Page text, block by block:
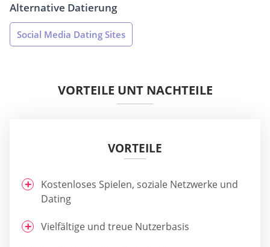
Alternative Datierung
Social Media Dating Sites
VORTEILE UNT NACHTEILE
VORTEILE
Kostenloses Spielen, soziale Netzwerke und
Dating
Vielfältige und treue Nutzerbasis